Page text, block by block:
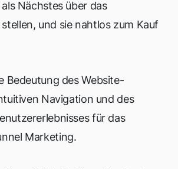
Nächstes über das
und sie nahtlos zum Kauf
Bedeutung des Website-
Navigation und des
für das
Marketing.